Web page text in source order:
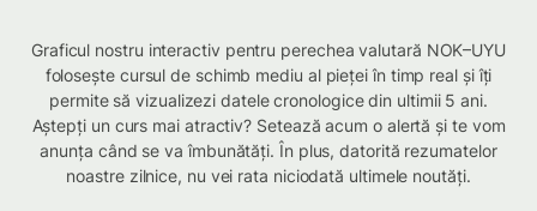
Graficul nostru interactiv pentru perechea valutară NOK–UYU
folosește cursul de schimb mediu al pieței în timp real și îți
permite să vizualizezi datele cronologice din ultimii 5 ani.
Aștepți un curs mai atractiv? Setează acum o alertă și te vom
anunța când se va îmbunătăți. În plus, datorită rezumatelor
noastre zilnice, nu vei rata niciodată ultimele noutăți.